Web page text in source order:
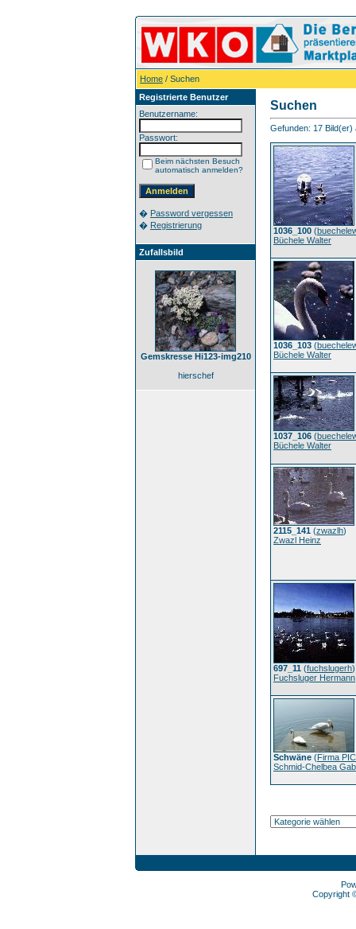
Home / Suchen
Registrierte Benutzer
Benutzername:
Passwort:
Beim nächsten Besuch
automatisch anmelden?
� Password vergessen
� Registrierung
Zufallsbild
Gemskresse Hi123-img210
hierschef
Suchen
Gefunden: 17 Bild(er)
1036_100 (
Büchele Walter
1036_103 (
Büchele Walter
1037_106 (
Büchele Walter
2115_141 (zwazlh)
Zwazl Heinz
697_11 (fuchslugerh)
Fuchsluger Hermann
Schwäne (Firma
Schmid-Chelbea
Copyright